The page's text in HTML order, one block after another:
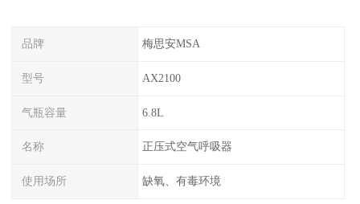
品牌 梅思安MSA
型号 AX2100
气瓶容量 6.8L
名称 正压式空气呼吸器
使用场所 缺氧、有毒环境